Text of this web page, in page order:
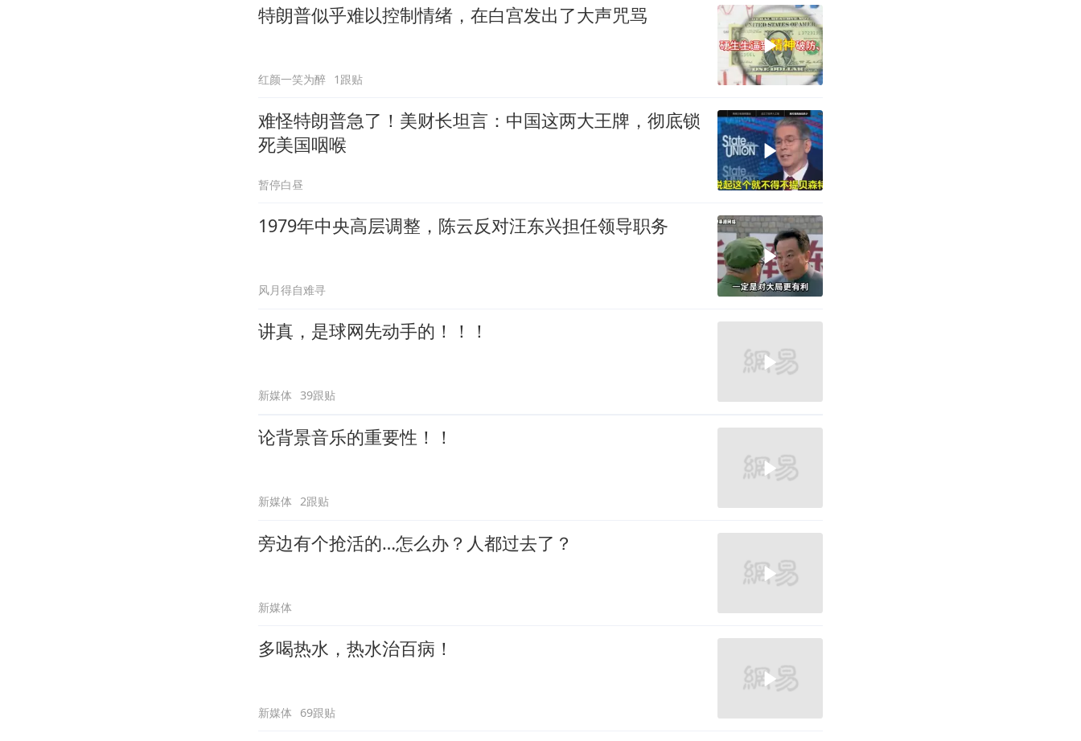
特朗普似乎难以控制情绪，在白宫发出了大声咒骂
红颜一笑为醉 1跟贴
难怪特朗普急了！美财长坦言：中国这两大王牌，彻底锁
死美国咽喉
暂停白昼
1979年中央高层调整，陈云反对汪东兴担任领导职务
风月得自难寻
讲真，是球网先动手的！！！
新媒体 39跟贴
论背景音乐的重要性！！
新媒体 2跟贴
旁边有个抢活的…怎么办？人都过去了？
新媒体
多喝热水，热水治百病！
新媒体 69跟贴